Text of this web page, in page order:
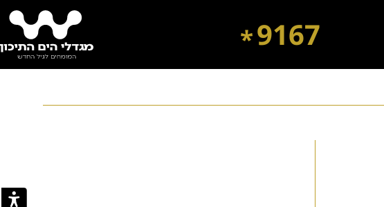
*9167